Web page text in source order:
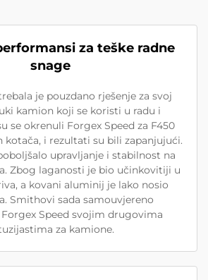
za teške radne
snage
je pouzdano rješenje za svoj
kamion koji se koristi u radu i
se okrenuli Forgex Speed za F450
kotača, i rezultati su bili zapanjujući.
upravljanje i stabilnost na
Zbog laganosti je bio učinkovitiji u
a kovani aluminij je lako nosio
Smithovi sada samouvjereno
Speed svojim drugovima
za kamione.